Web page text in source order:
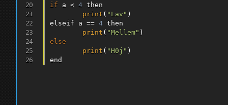
if a < 4 then
print ( "Lav" )
elseif a == 4 then
print ( "Mellem" )
else
print ( "H0j" )